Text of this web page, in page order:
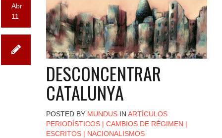
Abr
11
DESCONCENTRAR
CATALUNYA
POSTED BY MUNDUSIN ARTÍCULOS
PERIODÍSTICOS| CAMBIOS DE RÉGIMEN |
ESCRITOS| NACIONALISMOS